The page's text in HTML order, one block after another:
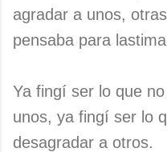
agradar a unos,
pensaba para
Ya fingí ser lo que
unos, ya fingí ser lo
desagradar a otros.